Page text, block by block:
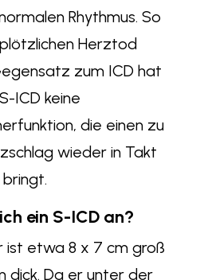
Rhythmus. So
Herztod
zum ICD hat
ICD keine
die einen zu
wieder in Takt
bringt.
ein S-ICD an?
ist etwa 8 x 7 cm groß
dick. Da er unter der